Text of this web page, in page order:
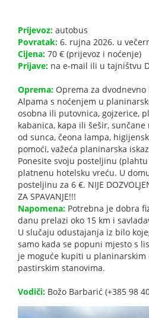
Prijevoz: autobus
Povratak: 6. rujna 2026. u
Cijena: 70 € (prijevoz i noćenje)
Prijave: na e-mail ili u tajništvu
Oprema: Oprema za
Alpama s noćenjem u
osobna ili putovnica, gojzerice,
kabanica, kapa ili šešir,
od sunca, čeona lampa,
pomoći, važeća planinarska
Ponesite svoju posteljinu
platnenu hotelsku vreću. U
posteljinu za 6 €. NIJE
ZA SPAVANJE!!!
Napomena: Potrebna je dobra
danu prelazi oko 15 km i
U slučaju odustajanja iz bilo
samo kada se popuni mjesto s
je moguće kupiti u
pastirskim stanovima.
Vodiči: Božo Barbarić (+385 98